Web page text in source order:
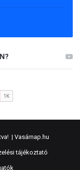
| Vasárnap.hu
tájékoztató